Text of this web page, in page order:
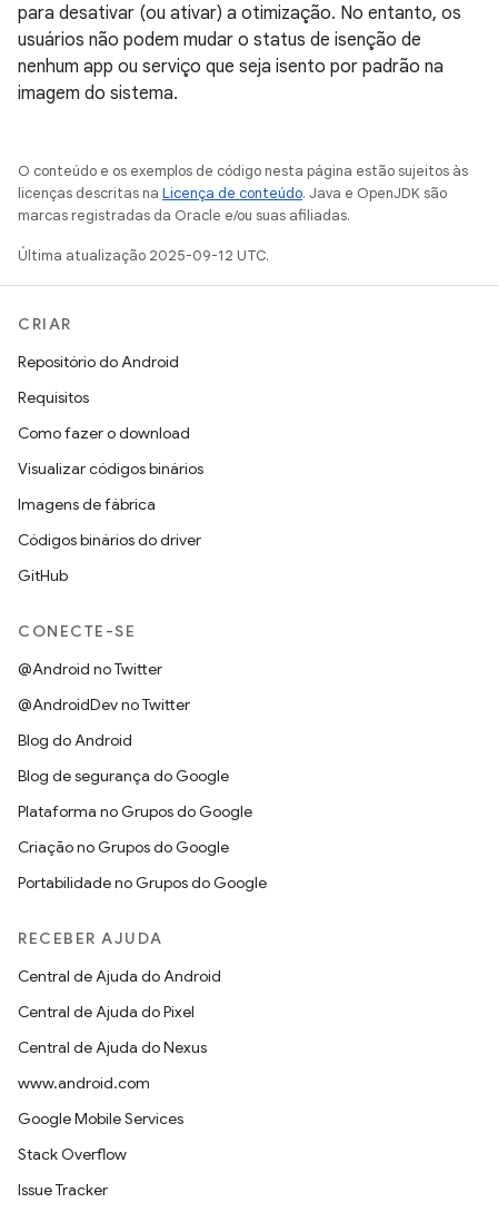
para desativar (ou ativar) a otimização. No entanto, os
usuários não podem mudar o status de isenção de
nenhum app ou serviço que seja isento por padrão na
imagem do sistema.
O conteúdo e os exemplos de código nesta página estão sujeitos às
licenças descritas na Licença de conteúdo. Java e OpenJDK são
marcas registradas da Oracle e/ou suas afiliadas.
Última atualização 2025-09-12 UTC.
CRIAR
Repositório do Android
Requisitos
Como fazer o download
Visualizar códigos binários
Imagens de fábrica
Códigos binários do driver
GitHub
CONECTE-SE
@Android no Twitter
@AndroidDev no Twitter
Blog do Android
Blog de segurança do Google
Plataforma no Grupos do Google
Criação no Grupos do Google
Portabilidade no Grupos do Google
RECEBER AJUDA
Central de Ajuda do Android
Central de Ajuda do Pixel
Central de Ajuda do Nexus
www.android.com
Google Mobile Services
Stack Overflow
Issue Tracker